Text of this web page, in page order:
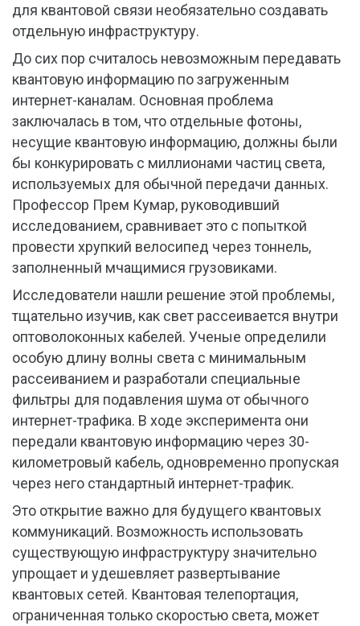
для квантовой связи необязательно создавать
отдельную инфраструктуру.
До сих пор считалось невозможным передавать
квантовую информацию по загруженным
интернет-каналам. Основная проблема
заключалась в том, что отдельные фотоны,
несущие квантовую информацию, должны были
бы конкурировать с миллионами частиц света,
используемых для обычной передачи данных.
Профессор Прем Кумар, руководивший
исследованием, сравнивает это с попыткой
провести хрупкий велосипед через тоннель,
заполненный мчащимися грузовиками.
Исследователи нашли решение этой проблемы,
тщательно изучив, как свет рассеивается внутри
оптоволоконных кабелей. Ученые определили
особую длину волны света с минимальным
рассеиванием и разработали специальные
фильтры для подавления шума от обычного
интернет-трафика. В ходе эксперимента они
передали квантовую информацию через 30-
километровый кабель, одновременно пропуская
через него стандартный интернет-трафик.
Это открытие важно для будущего квантовых
коммуникаций. Возможность использовать
существующую инфраструктуру значительно
упрощает и удешевляет развертывание
квантовых сетей. Квантовая телепортация,
ограниченная только скоростью света, может